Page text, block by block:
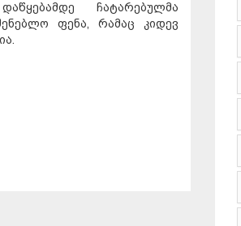
ჩატარებულმა
ფენა, რამაც კიდევ